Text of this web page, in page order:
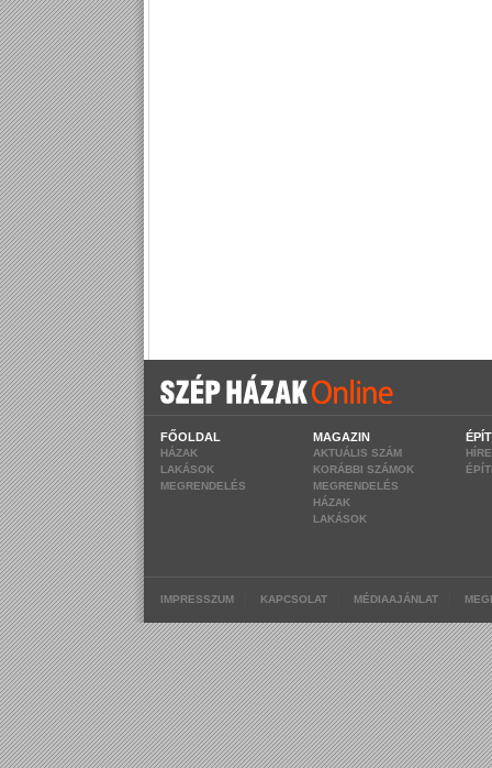
FŐOLDAL
HÁZAK
LAKÁSOK
MEGRENDELÉS
MAGAZIN
AKTUÁLIS SZÁM
KORÁBBI SZÁMOK
MEGRENDELÉS
HÁZAK
LAKÁSOK
IMPRESSZUM KAPCSOLAT MÉDIAAJÁNLAT